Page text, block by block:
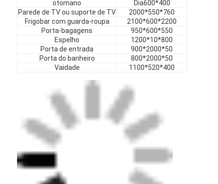
Móveis de escritório
Mobiliário Fixo
Mobília estofada
otomano
Dia600*400
Parede de TV ou suporte de TV
2000*550*760
Frigobar com guarda-roupa
2100*600*2200
Porta-bagagens
950*600*550
Espelho
1200*10*800
Porta de entrada
900*2000*50
Porta do banheiro
800*2000*50
Vaidade
1100*520*400